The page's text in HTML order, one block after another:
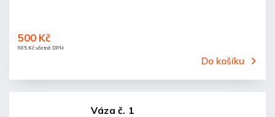
605 Kč včetně DPH
500 Kč
Do košíku
Váza č. 1